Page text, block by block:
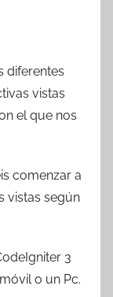
diferentes
vistas
el que nos
comenzar a
vistas según
3
o un Pc.